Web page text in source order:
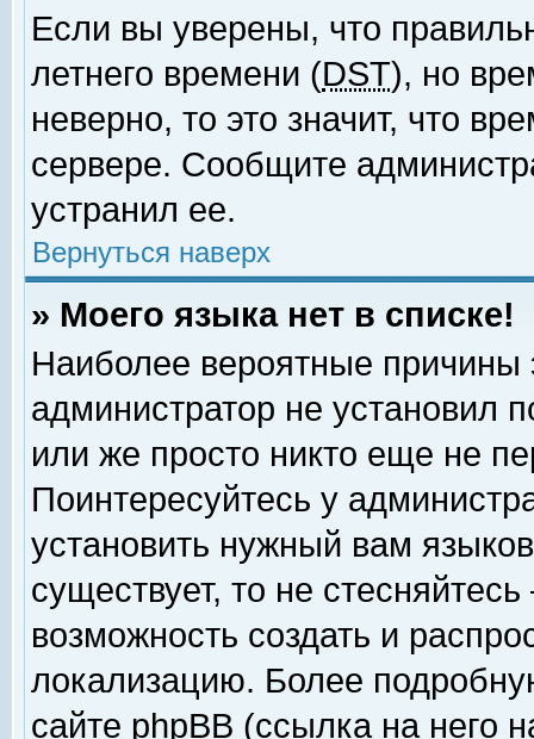
Если вы уверены, что
летнего времени (DST), но
неверно, то это значит, что
сервере. Сообщите
устранил ее.
Вернуться наверх
» Моего языка нет в списке!
Наиболее вероятные причины
администратор не установил
или же просто никто еще не
Поинтересуйтесь у
установить нужный вам
существует, то не
возможность создать и
локализацию. Более
сайте phpBB (ссылка на него